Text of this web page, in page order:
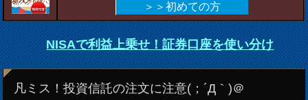
＞＞初めての方
NISAで利益上乗せ！証券口座を使い分け
凡ミス！投資信託の注文に注意(；´Д｀)＠